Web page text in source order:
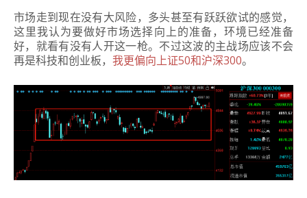
市场走到现在没有大风险，多头甚至有跃跃欲试的感觉，
这里我认为要做好市场选择向上的准备，环境已经准备
好，就看有没有人开这一枪。不过这波的主战场应该不会
再是科技和创业板， 我更偏向上证50和沪深300。